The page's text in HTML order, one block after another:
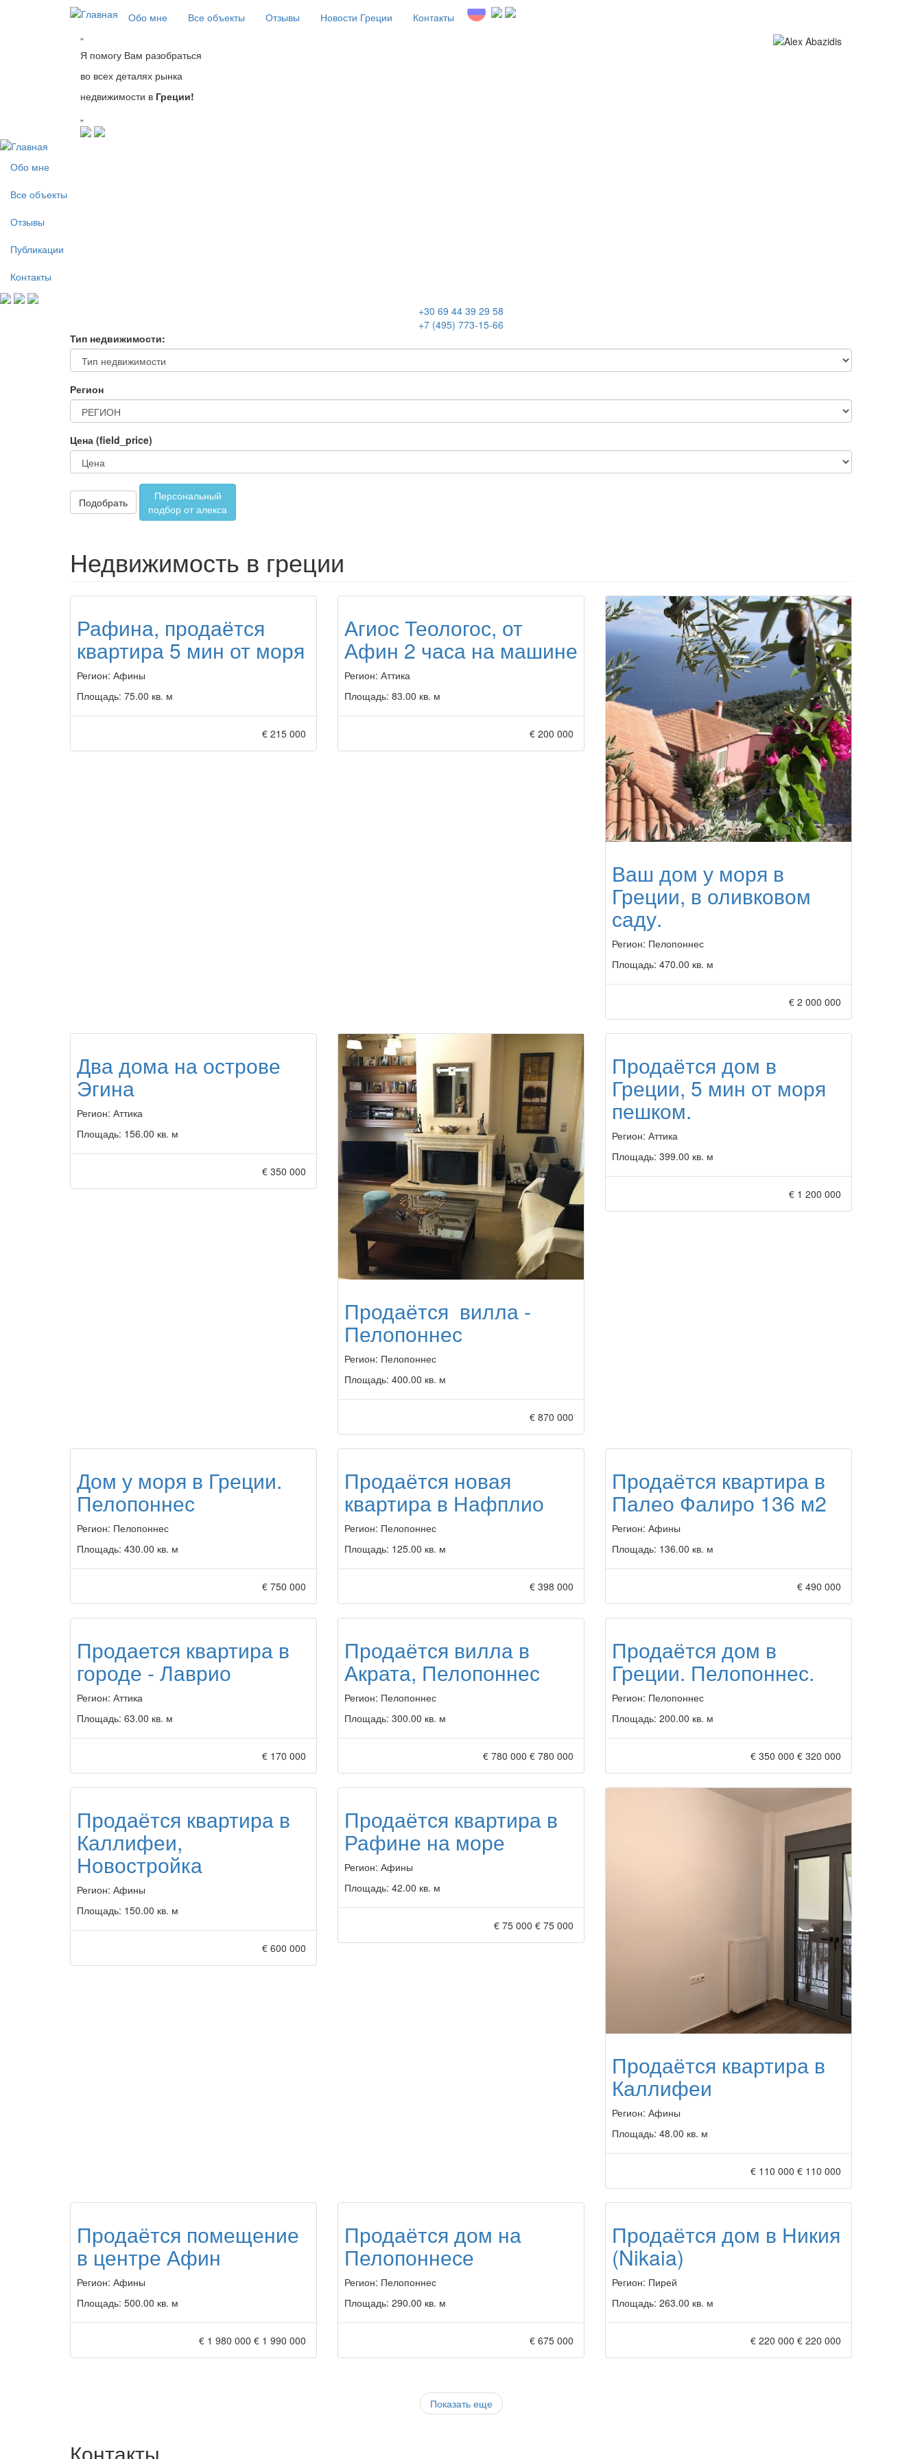
Перейти к основному содержанию
Обо мне Все объекты Отзывы Новости Греции
Контакты
”
Я помогу Вам разобраться
во всех деталях рынка
недвижимости в Греции!
„
Обо мне
Все объекты
Отзывы
Публикации
Контакты
+30 69 44 39 29 58
+7 (495) 773-15-66
Тип недвижимости:
Регион
Цена (field_price)
Подобрать
Персональный
подбор от алекса
Недвижимость в греции
Рафина, продаётся
квартира 5 мин от моря
Регион: Афины
Площадь: 75.00 кв. м
€ 215 000
Агиос Теологос, от
Афин 2 часа на машине
Регион: Аттика
Площадь: 83.00 кв. м
€ 200 000
Ваш дом у моря в
Греции, в оливковом
саду.
Регион: Пелопоннес
Площадь: 470.00 кв. м
€ 2 000 000
Два дома на острове
Эгина
Регион: Аттика
Площадь: 156.00 кв. м
€ 350 000
Продаётся вилла -
Пелопоннес
Регион: Пелопоннес
Площадь: 400.00 кв. м
€ 870 000
Продаётся дом в
Греции, 5 мин от моря
пешком.
Регион: Аттика
Площадь: 399.00 кв. м
€ 1 200 000
Дом у моря в Греции.
Пелопоннес
Регион: Пелопоннес
Площадь: 430.00 кв. м
€ 750 000
Продаётся новая
квартира в Нафплио
Регион: Пелопоннес
Площадь: 125.00 кв. м
€ 398 000
Продаётся квартира в
Палео Фалиро 136 м2
Регион: Афины
Площадь: 136.00 кв. м
€ 490 000
Продается квартира в
городе - Лаврио
Регион: Аттика
Площадь: 63.00 кв. м
€ 170 000
Продаётся вилла в
Акрата, Пелопоннес
Регион: Пелопоннес
Площадь: 300.00 кв. м
€ 780 000 € 780 000
Продаётся дом в
Греции. Пелопоннес.
Регион: Пелопоннес
Площадь: 200.00 кв. м
€ 350 000 € 320 000
Продаётся квартира в
Каллифеи,
Новостройка
Регион: Афины
Площадь: 150.00 кв. м
€ 600 000
Продаётся квартира в
Рафине на море
Регион: Афины
Площадь: 42.00 кв. м
€ 75 000 € 75 000
Продаётся квартира в
Каллифеи
Регион: Афины
Площадь: 48.00 кв. м
€ 110 000 € 110 000
Продаётся помещение
в центре Афин
Регион: Афины
Площадь: 500.00 кв. м
€ 1 980 000 € 1 990 000
Продаётся дом на
Пелопоннесе
Регион: Пелопоннес
Площадь: 290.00 кв. м
€ 675 000
Продаётся дом в Никия
(Nikaia)
Регион: Пирей
Площадь: 263.00 кв. м
€ 220 000 € 220 000
Показать еще